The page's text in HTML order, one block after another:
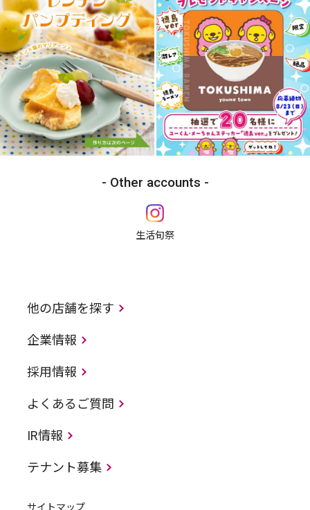
Other accounts
生活旬祭
他の店舗を探す
企業情報
採用情報
よくあるご質問
IR情報
テナント募集
サイトマップ